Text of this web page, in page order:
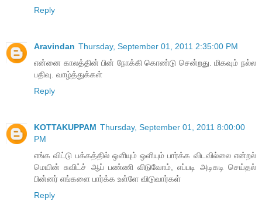
Reply
Aravindan Thursday, September 01, 2011 2:35:00 PM
என்னை காலத்தின் பின் நோக்கி கொண்டு சென்றது. மிகவும் நல்ல
பதிவு. வாழ்த்துக்கள்
Reply
KOTTAKUPPAM Thursday, September 01, 2011 8:00:00
PM
எங்க விட்டு பக்கத்தில் ஒளியும் ஒளியும் பார்க்க விடவில்லை என்றல்
மெயின் சுவிட்ச் ஆப் பண்ணி விடுவோம், எப்படி அடிகடி செய்தல்
பின்னர் எங்களை பார்க்க உள்ளே விடுவார்கள்
Reply